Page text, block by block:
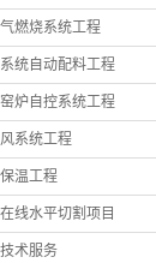
燃烧系统工程
统自动配料工程
炉自控系统工程
系统工程
温工程
线水平切割项目
术服务